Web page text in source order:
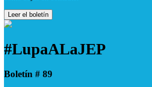
Leer el boletín
#LupaALaJEP
Boletín # 89